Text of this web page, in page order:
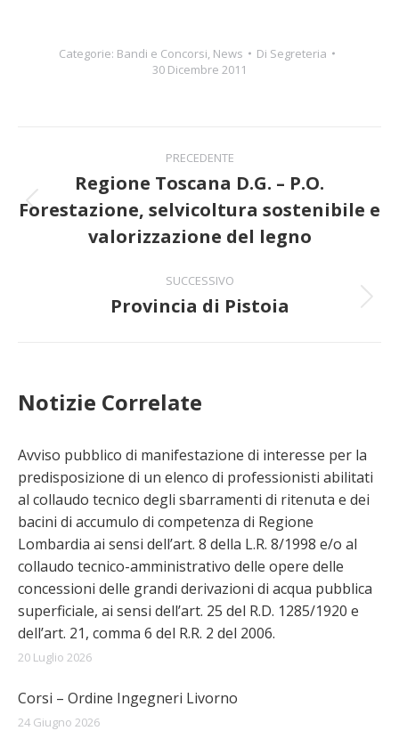
Categorie: Bandi e Concorsi, News Di Segreteria
30 Dicembre 2011
tra
i
PRECEDENTE
Post
precedente:
Regione Toscana D.G. – P.O.
Forestazione, selvicoltura sostenibile e
valorizzazione del legno
SUCCESSIVO
Prossimo
Provincia di Pistoia
Notizie Correlate
Avviso pubblico di manifestazione di interesse per la
predisposizione di un elenco di professionisti abilitati
al collaudo tecnico degli sbarramenti di ritenuta e dei
bacini di accumulo di competenza di Regione
Lombardia ai sensi dell’art. 8 della L.R. 8/1998 e/o al
collaudo tecnico-amministrativo delle opere delle
concessioni delle grandi derivazioni di acqua pubblica
superficiale, ai sensi dell’art. 25 del R.D. 1285/1920 e
dell’art. 21, comma 6 del R.R. 2 del 2006.
20 Luglio 2026
Corsi – Ordine Ingegneri Livorno
24 Giugno 2026